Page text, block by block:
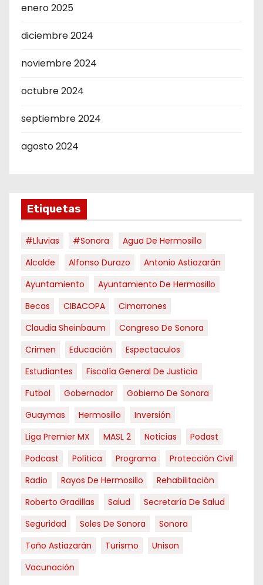
enero 2025
diciembre 2024
noviembre 2024
octubre 2024
septiembre 2024
agosto 2024
Etiquetas
#Lluvias #Sonora
Agua De Hermosillo
Alcalde
Alfonso Durazo
Antonio Astiazarán
Ayuntamiento
Ayuntamiento De Hermosillo
Becas
CIBACOPA
Cimarrones
Claudia Sheinbaum
Congreso De Sonora
Crimen
Educación
Espectaculos
Estudiantes
Fiscalía General De Justicia
Futbol
Gobernador
Gobierno De Sonora
Guaymas
Hermosillo
Inversión
Liga Premier MX
MASL 2 Noticias
Podast
Podcast
Política Programa
Protección Civil
Radio
Rayos De Hermosillo
Rehabilitación
Roberto Gradillas
Salud
Secretaría De Salud
Seguridad
Soles De Sonora
Sonora
Toño Astiazarán
Turismo
Unison
Vacunación